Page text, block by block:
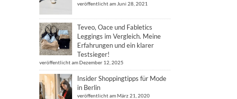
veröffentlicht am Juni 28, 2021
Teveo, Oace und Fabletics
Leggings im Vergleich. Meine
Erfahrungen und ein klarer
Testsieger!
veröffentlicht am Dezember 12, 2025
Insider Shoppingtipps für Mode
in Berlin
veröffentlicht am März 21, 2020